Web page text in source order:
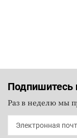
Подпишитесь
Раз в неделю мы